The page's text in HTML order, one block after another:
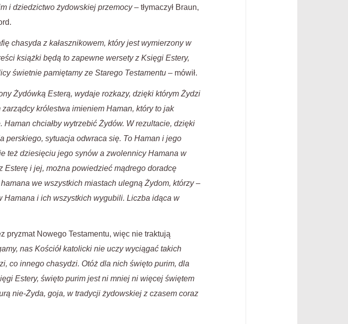
i dziedzictwo żydowskiej przemocy– tłymaczył Braun,
chasyda z kałasznikowem, który jest wymierzony w
książki będą to zapewne wersety z Księgi Estery,
świetnie pamiętamy ze Starego Testamentu – mówił.
Żydówką Esterą, wydaje rozkazy, dzięki którym Żydzi
królestwa imieniem Haman, który to jak
chciałby wytrzebić Żydów. W rezultacie, dzięki
perskiego, sytuacja odwraca się. To Haman i jego
też dziesięciu jego synów a zwolennicy Hamana w
Esterę i jej, można powiedzieć mądrego doradcę
we wszystkich miastach ulegną Żydom, którzy –
i ich wszystkich wygubili. Liczba idąca w
pryzmat Nowego Testamentu, więc nie traktują
nas Kościół katolicki nie uczy wyciągać takich
co innego chasydzi. Otóż dla nich święto purim, dla
Estery, święto purim jest ni mniej ni więcej świętem
nie-Żyda, goja, w tradycji żydowskiej z czasem coraz